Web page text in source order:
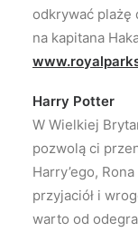
odkrywać plażę
na kapitana
Harry Potter
W Wielkiej
pozwolą ci
Harry’ego,
przyjaciół i
warto od